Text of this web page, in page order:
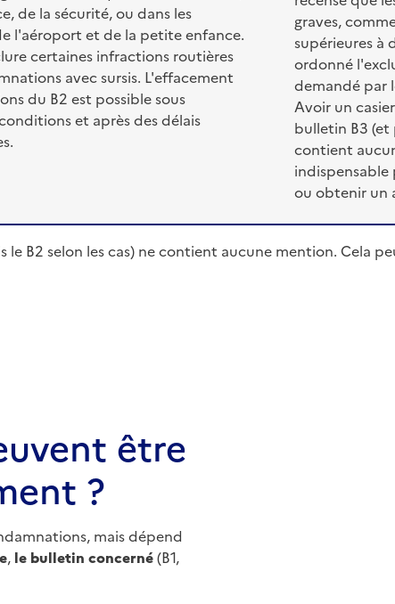
de la sécurité, ou dans les
l'aéroport et de la petite enfance.
certaines infractions routières
avec sursis. L'effacement
du B2 est possible sous
et après des délais
graves,
supérieures à
ordonné
demandé par
Avoir un
bulletin B3 (et
contient
indispensable
ou obtenir un
B2 selon les cas) ne contient aucune mention. Cela
être
?
mais dépend
, le bulletin concerné(B1,